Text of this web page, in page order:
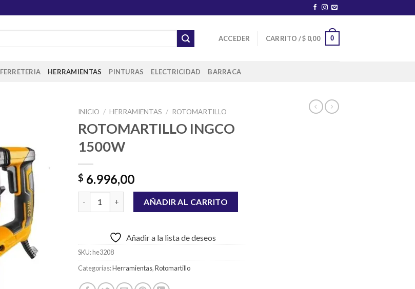
ACCEDER CARRITO /$ 0,00 0
FERRETERIA HERRAMIENTAS PINTURAS ELECTRICIDAD BARRACA
Añadir
lista de
deseos
INICIO / HERRAMIENTAS / ROTOMARTILLO
ROTOMARTILLO INGCO
1500W
$ 6.996,00
ROTOMARTILLO INGCO 1500W cantidad
AÑADIR AL CARRITO
Añadir a la lista de deseos
SKU:he3208
Categorías:Herramientas,Rotomartillo